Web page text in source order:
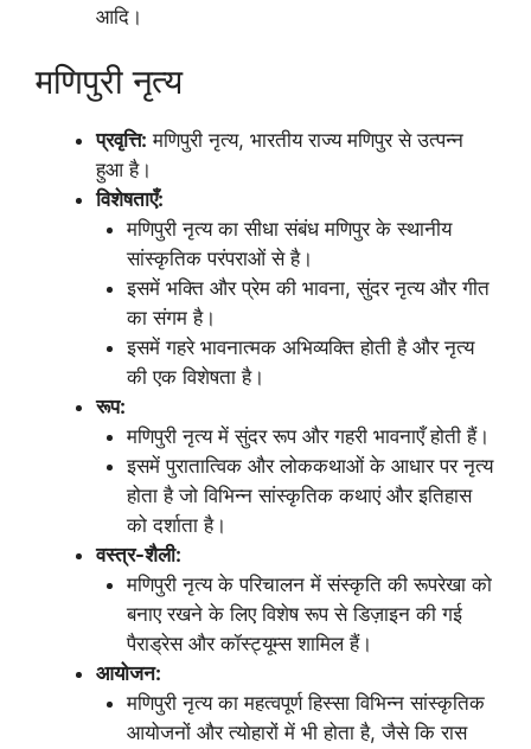
आदि।
मणिपुरी नृत्य
प्रवृत्ति: मणिपुरी नृत्य, भारतीय राज्य मणिपुर से उत्पन्न
हुआ है।
विशेषताएँ:
मणिपुरी नृत्य का सीधा संबंध मणिपुर के स्थानीय
सांस्कृतिक परंपराओं से है।
इसमें भक्ति और प्रेम की भावना, सुंदर नृत्य और गीत
का संगम है।
इसमें गहरे भावनात्मक अभिव्यक्ति होती है और नृत्य
की एक विशेषता है।
रूप:
मणिपुरी नृत्य में सुंदर रूप और गहरी भावनाएँ होती हैं।
इसमें पुरातात्विक और लोककथाओं के आधार पर नृत्य
होता है जो विभिन्न सांस्कृतिक कथाएं और इतिहास
को दर्शाता है।
वस्त्र-शैली:
मणिपुरी नृत्य के परिचालन में संस्कृति की रूपरेखा को
बनाए रखने के लिए विशेष रूप से डिज़ाइन की गई
पैराड्रेस और कॉस्ट्यूम्स शामिल हैं।
आयोजन:
मणिपुरी नृत्य का महत्वपूर्ण हिस्सा विभिन्न सांस्कृतिक
आयोजनों और त्योहारों में भी होता है, जैसे कि रास